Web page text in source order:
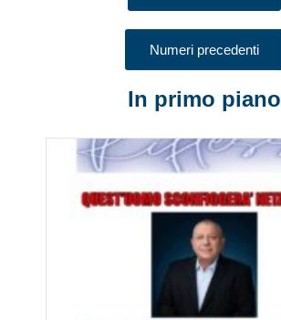
Numeri precedenti
In primo piano